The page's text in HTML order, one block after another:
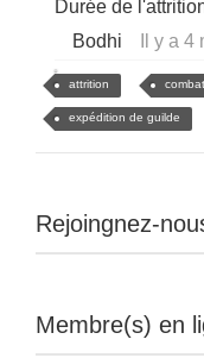
Durée de
Bodhi
Il y a 4
attrition combat
expédition de guilde
Rejoingnez-
Membre(s) en